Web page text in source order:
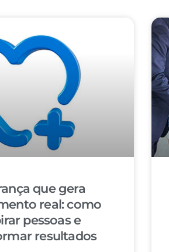
que gera
real: como
pessoas e
resultados